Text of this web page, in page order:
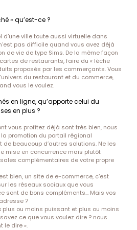
» qu’est-ce ?
d’une ville toute aussi virtuelle dans
pas difficile quand vous avez déjà
de vie de type Sims. De la même façon
de restaurants, faire du « lèche
proposés par les commerçants. Vous
du restaurant et du commerce,
vous le voulez.
en ligne, qu’apporte celui du
en plus ?
vous profitez déjà sont très bien, nous
promotion du portail régional
de beaucoup d’autres solutions. Ne les
mise en concurrence mais plutôt
complémentaires de votre propre
bien, un site de e-commerce, c’est
les réseaux sociaux que vous
sont de bons compléments… Mais vos
?
plus ou moins puissant et plus ou moins
ce que vous voulez dire ? nous
le dire ».